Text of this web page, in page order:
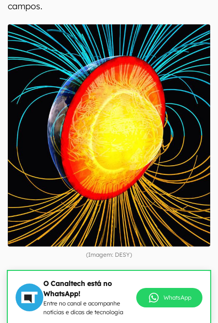
campos.
(Imagem: DESY)
O Canaltech está no
WhatsApp!
Entre no canal e acompanhe
notícias e dicas de tecnologia
WhatsApp